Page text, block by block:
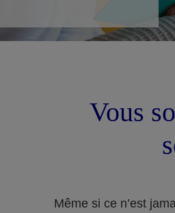
Vous
Même si ce n’est